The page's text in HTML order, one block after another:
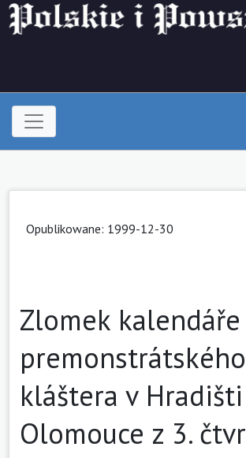
Opublikowane: 1999-12-30
Zlomek kalendáře
premonstrátského
kláštera v
Olomouce z 3.